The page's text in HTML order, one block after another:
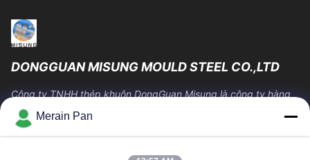
DONGGUAN MISUNG MOULD STEEL CO.,LTD
Công ty TNHH thép khuôn DongGuan Misung là công ty hàng
đầu về cung cấp thép khuôn nhựa, thép gia công nóng, thép
gia công nguội, thép kết cấu hợp kim
Liên Kết Nhanh
Merain Pan